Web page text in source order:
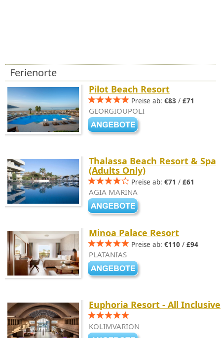
Ferienorte
Pilot Beach Resort
Preise ab: €83 / £71
GEORGIOUPOLI
Thalassa Beach Resort & Spa
(Adults Only)
Preise ab: €71 / £61
AGIA MARINA
Minoa Palace Resort
Preise ab: €110 / £94
PLATANIAS
Euphoria Resort - All Inclusive
KOLIMVARION